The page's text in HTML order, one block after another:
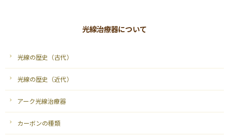
光線治療器について
光線の歴史（古代）
光線の歴史（近代）
アーク光線治療器
カーボンの種類